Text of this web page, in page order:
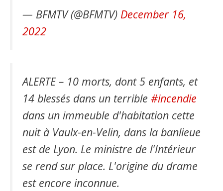
— BFMTV (@BFMTV) December 16,
2022
ALERTE – 10 morts, dont 5 enfants, et
14 blessés dans un terrible #incendie
dans un immeuble d'habitation cette
nuit à Vaulx-en-Velin, dans la banlieue
est de Lyon. Le ministre de l'Intérieur
se rend sur place. L'origine du drame
est encore inconnue.